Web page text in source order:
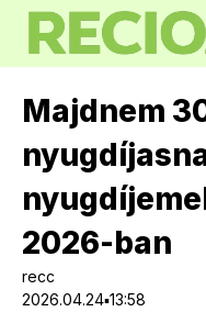
Majdnem
2026-ban
recc
2026.04.24▪13:58